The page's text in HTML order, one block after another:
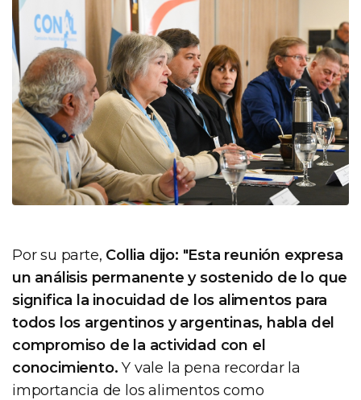
Por su parte, Collia dijo: "Esta reunión expresa
un análisis permanente y sostenido de lo que
significa la inocuidad de los alimentos para
todos los argentinos y argentinas, habla del
compromiso de la actividad con el
conocimiento. Y vale la pena recordar la
importancia de los alimentos como